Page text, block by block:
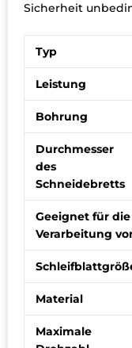
Sicherheit
Typ
Leistung
Bohrung
Durchmesser
des
Schneidebretts
Geeignet für die
Verarbeitung
Material
Maximale